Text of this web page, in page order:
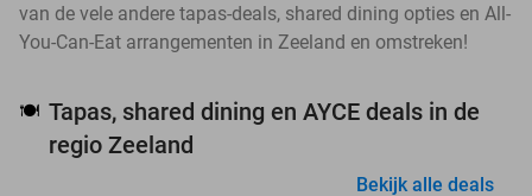
van de vele andere tapas-deals, shared dining opties en All-
You-Can-Eat arrangementen in Zeeland en omstreken!
🍽️ Tapas, shared dining en AYCE deals in de
regio Zeeland
Bekijk alle deals